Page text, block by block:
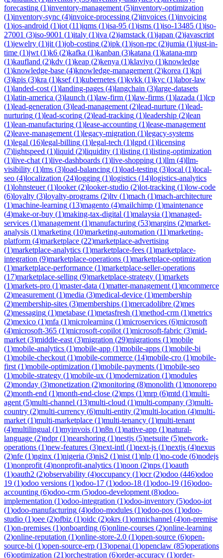
forecasting (1)inventory-management (5)inventory-optimization
(1)inventory-sync (4)invoice-processing (2)invoices (1)invoicing
(1)ios-android (1)iot (11)iqms (1)isa-95 (1)isms (1)iso-13485 (1)iso-
27001 (3)iso-9001 (1)italy (1)iva (2)jamstack (1)japan (2)javascript
(1)jewelry (1)jit (1)job-costing (2)jpk (1)json-rpc (2)jumia (1)just-in-
time (1)jwt (1)k6 (2)kafka (1)kanban (3)katana (1)katana-mrp
(1)kaufland (2)kdv (1)keap (2)kenya (1)klaviyo (1)knowledge
(1)knowledge-base (4)knowledge-management (2)korea (1)kpi
(3)kpis (3)kra (1)ksef(1)kubernetes (1)kvkk (1)kyc (1)labor-law
(1)landed-cost (1)landing-pages (4)langchain (3)large-datasets
(1)latin-america (3)launch (1)law-firm (1)law-firms (1)lazada (1)lcp
(1)lead-generation (3)lead-management (2)lead-nurture (1)lead-
nurturing (1)lead-scoring (2)lead-tracking (1)leadership (2)lean
(1)lean-manufacturing (1)lease-accounting (1)lease-management
(2)leave-management (1)legacy-migration (1)legacy-systems
(1)legal (16)legal-billing (1)legal-tech (1)lgpd (1)licensing
(7)lightspeed (1)liquid (2)liquidity (1)listing (1)listing-optimization
(1)live-chat (1)live-dashboards (1)live-shopping (1)llm (4)llm-
visibility (1)lms (3)load-balancing (1)load-testing (3)local (1)local-
seo (4)localization (24)logging (1)logistics (14)logistics-analytics
(1)lohnsteuer(1)looker(2)looker-studio (2)lot-tracking (1)low-code
(6)loyalty (3)loyalty-programs (2)ltv (1)mach (1)mach-architecture
(1)machine-learning (13)magento (4)mailchimp (1)maintenance
(4)make-or-buy (1)making-tax-digital (1)malaysia (1)managed-
services (1)management (1)manufacturing (53)margins (2)market-
analysis (1)marketing (10)marketing-automation (11)marketing-
platform (4)marketplace (22)marketplace-advertising
(1)marketplace-analytics (1)marketplace-fees (1)marketplace-
integration (9)marketplace-operations (1)marketplace-optimization
(1)marketplace-performance (1)marketplace-seller-operations
(17)marketplace-selling (9)marketplace-strategy (1)markets
(1)markets-pro (1)master-data (1)matter-management (1)mcommerce
(2)measurement (1)media (3)medical-device (1)membership
(2)membership-sites (3)memberships (1)mercadolibre (2)mes
(2)messaging (1)metabase (1)metasfresh (1)method-crm (1)metrics
(2)mexico (1)mfa (1)microlearning (1)microservices (6)microsoft
(4)microsoft-365 (1)microsoft-copilot (1)microsoft-fabric (3)mid-
market (3)middle-east (3)migration (29)migrations (1)mobile
(1)mobile-analytics (1)mobile-app (1)mobile-apps (1)mobile-bi
(1)mobile-checkout (1)mobile-commerce (14)mobile-cro (1)mobile-
first (1)mobile-optimization (1)mobile-payments (1)mobile-seo
(1)mobile-strategy (1)mobile-ux (1)modernization (1)modules
(2)monday (3)monetization (2)monitoring (8)monolith (1)monorepo
(2)month-end (1)month-end-close (2)mps (1)mrp (6)mtd (1)multi-
agent (5)multi-channel (13)multi-cloud (1)multi-company (3)multi-
country (2)multi-currency (6)multi-entity (2)multi-location (4)multi-
market (1)multi-marketplace (1)multi-tenancy (1)multi-tenant
(4)multilingual (1)myinvois (1)n8n (1)native-app (1)natural-
language (2)ndpr(1)nearshoring (1)nestjs (5)netsuite (5)network-
operations (1)new-features (3)next-intl (1)next-js (1)nextjs (4)nexus
(2)nfe (1)nginx (1)nigeria (3)nis2 (1)nist (1)nlp (1)no-code (6)nodejs
(1)nonprofit (4)nonprofit-analytics (1)noon (2)nps (1)oauth
(1)oauth2 (2)observability (4)occupancy (1)ocr(2)odoo (446)odoo
19 (1)odoo versions (1)odoo-17 (1)odoo-18 (1)odoo-19 (16)odoo-
accounting (6)odoo-crm (5)odoo-development (8)odoo-
implementation (1)odoo-integration (1)odoo-inventory (5)odoo-iot
(1)odoo-manufacturing (4)odoo-modules (1)odoo-pos (1)odoo-
studio (1)oee (2)ofbiz (1)oidc (2)okrs (1)omnichannel (4)on-premise
(1)on-premises (1)onboarding (6)online-courses (2)online-learning
(2)online-reputation (1)online-store-2.0 (1)open-source (6)open-
source-bi (1)open-source-erp (13)openai (1)openclaw (85)operations
(6)optimization (21)orchestration (6)order-accuracy (1)order-